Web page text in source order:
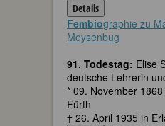
Details
Fembiographie zu
Meysenbug
91. Todestag: Elise
deutsche Lehrerin
* 09. November
Fürth
† 26. April 1935 in